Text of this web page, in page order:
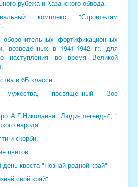
рубежа и Казанского обвода.
комплекс "Строителям
оборонительных фортификационных
возведённых в 1941-1942 гг. для
наступления во время Великой
в 6Б классе
мужества, посвященный Зое
А.Г.Николаева "Люди- легенды", "
народа"
и скорби.
цветов
день квеста "Познай родной край"
свой край"